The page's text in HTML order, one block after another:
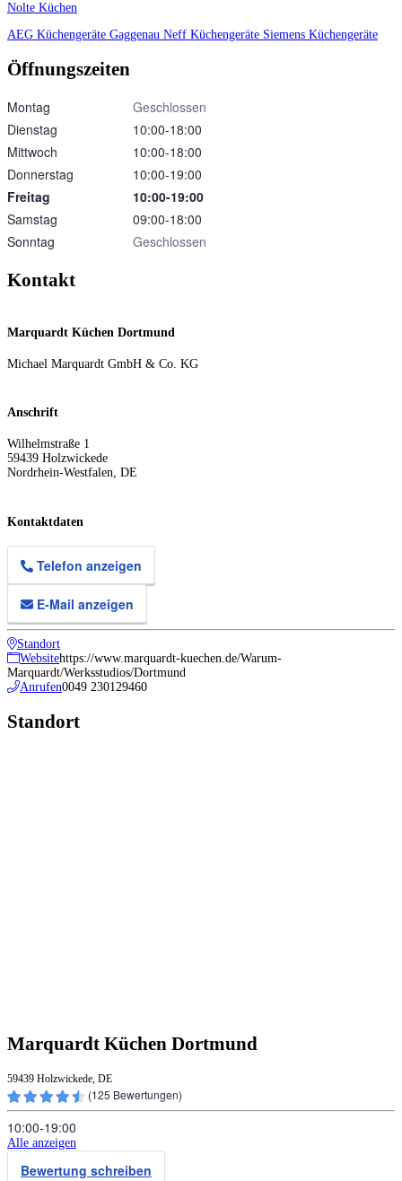
Nolte Küchen
AEG Küchengeräte Gaggenau Neff Küchengeräte Siemens Küchengeräte
Öffnungszeiten
Montag
Geschlossen
Dienstag
10:00‑18:00
Mittwoch
10:00‑18:00
Donnerstag
10:00‑19:00
Freitag
10:00‑19:00
Samstag
09:00‑18:00
Sonntag
Geschlossen
Kontakt
Marquardt Küchen Dortmund
Michael Marquardt GmbH & Co. KG
Anschrift
Wilhelmstraße 1
59439 Holzwickede
Nordrhein-Westfalen DE
Kontaktdaten
Telefon anzeigen
E-Mail anzeigen
Standort
Websitehttps://www.marquardt-kuechen.de/Warum-
Marquardt/Werksstudios/Dortmund
Anrufen0049 230129460
Standort
Marquardt Küchen Dortmund
59439 Holzwickede, DE
(125 Bewertungen)
10:00‑19:00
Alle anzeigen
Bewertung schreiben